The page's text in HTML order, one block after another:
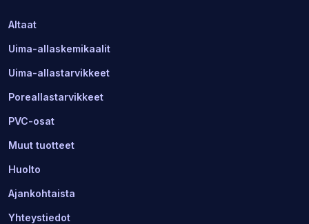
Altaat
Uima-allaskemikaalit
Uima-allastarvikkeet
Poreallastarvikkeet
PVC-osat
Muut tuotteet
Huolto
Ajankohtaista
Yhteystiedot